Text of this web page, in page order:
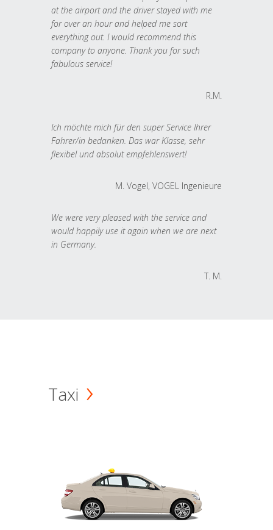
at the airport and the driver stayed with me
for over an hour and helped me sort
everything out. I would recommend this
company to anyone. Thank you for such
fabulous service!
R.M.
Ich möchte mich für den super Service Ihrer
Fahrer/in bedanken. Das war Klasse, sehr
flexibel und absolut empfehlenswert!
M. Vogel, VOGEL Ingenieure
We were very pleased with the service and
would happily use it again when we are next
in Germany.
T. M.
Taxi